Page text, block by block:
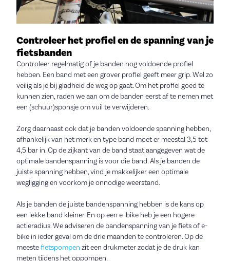
Controleer het profiel en de spanning van je
fietsbanden
Controleer regelmatig of je banden nog voldoende profiel
hebben. Een band met een grover profiel geeft meer grip. Wel zo
veilig als je bij gladheid de weg op gaat. Om het profiel goed te
kunnen zien, raden we aan om de banden eerst af te nemen met
een (schuur)sponsje om vuil te verwijderen.
Zorg daarnaast ook dat je banden voldoende spanning hebben,
afhankelijk van het merk en type band moet er meestal 3,5 tot
4,5 bar in. Op de zijkant van de band staat aangegeven wat de
optimale bandenspanning is voor die band. Als je banden de
juiste spanning hebben, vind je makkelijker een optimale
wegligging en voorkom je onnodige weerstand.
Als je banden de juiste bandenspanning hebben is de kans op
een lekke band kleiner. En op een e-bike heb je een hogere
actieradius. We adviseren de bandenspanning van je fiets of e-
bike in ieder geval om de drie maanden te controleren. Op de
meestefietspompen zit een drukmeter zodat je de druk kan
meten tijdens het oppompen.